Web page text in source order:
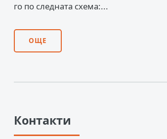
го по следната схема:...
ОЩЕ
Контакти